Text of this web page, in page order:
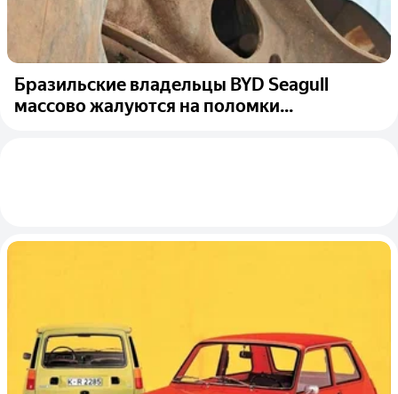
Бразильские владельцы BYD Seagull
массово жалуются на поломки...